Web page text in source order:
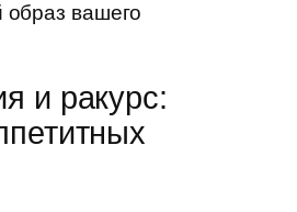
вашего
и ракурс: